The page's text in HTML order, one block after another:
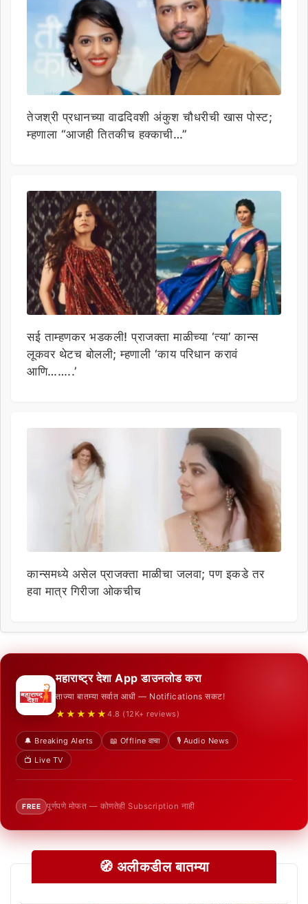
तेजश्री प्रधानच्या वाढदिवशी अंकुश चौधरीची खास पोस्ट;
म्हणाला “आजही तितकीच हक्काची…”
सई ताम्हणकर भडकली! प्राजक्ता माळीच्या ‘त्या’ कान्स
लूकवर थेटच बोलली; म्हणाली ‘काय परिधान करावं
आणि……..’
कान्समध्ये असेल प्राजक्ता माळीचा जलवा; पण इकडे तर
हवा मात्र गिरीजा ओकचीच
महाराष्ट्र देशा App डाउनलोड करा
ताज्या बातम्या सर्वात आधी — Notifications सकट!
★★★★★ 4.8 (12K+ reviews)
🔔 Breaking Alerts 📖 Offline वाचा
🎙️ Audio News
📺 Live TV
FREE पूर्णपणे मोफत — कोणतेही Subscription नाही
🧭 अलीकडील बातम्या